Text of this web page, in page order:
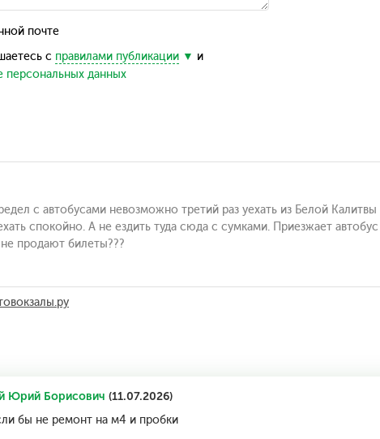
почте
с правилами публикации
и
персональных данных
с автобусами невозможно третий раз уехать из Белой
спокойно. А не ездить туда сюда с сумками. Приезжает
продают билеты???
Юрий Борисович (11.07.2026)
бы не ремонт на м4 и пробки